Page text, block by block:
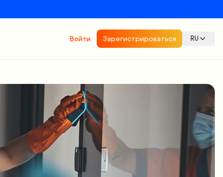
Войти Зарегистрироваться RU